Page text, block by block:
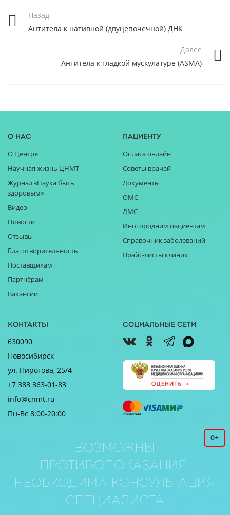
Назад
Антитела к нативной (двуцепочечной) ДНК
Далее
Антитела к гладкой мускулатуре (ASMA)
О нас
О Центре
Научная жизнь ЦНМТ
Журнал «Наука быть
здоровым»
Видео
Новости
Отзывы
Благотворительность
Поставщикам
Партнёрам
Вакансии
Пациенту
Оплата онлайн
Советы врачей
Документы
ОМС
ДМС
Иногородним пациентам
Справочник заболеваний
Прайс-листы клиник
Контакты
630090
Новосибирск
ул. Пирогова, 25/4
+7 383 363-01-83
info@cnmt.ru
Пн-Вс 8:00-20:00
Социальные сети
0+
Возможны
противопоказания.
Необходима консультация
специалиста